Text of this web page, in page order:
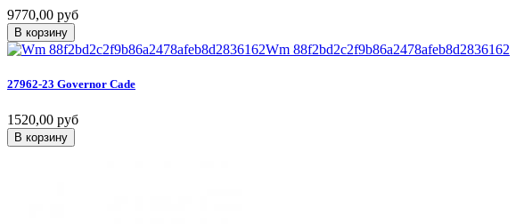
9770,00 руб
В корзину
Wm 88f2bd2c2f9b86a2478afeb8d2836162
27962-23 Governor Cade
1520,00 руб
В корзину